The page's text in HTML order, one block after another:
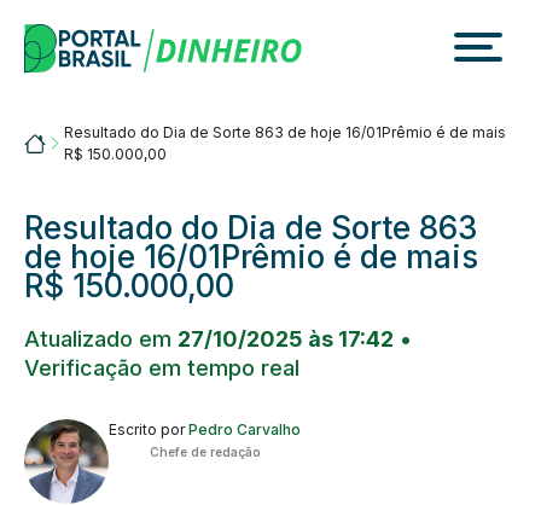
content
Portalbrasil
Resultado do Dia de Sorte 863 de hoje 16/01Prêmio é de mais
R$ 150.000,00
Resultado do Dia de Sorte 863
de hoje 16/01Prêmio é de mais
R$ 150.000,00
Atualizado em 27/10/2025 às 17:42 •
Verificação em tempo real
Escrito porPedro Carvalho
Chefe de redação